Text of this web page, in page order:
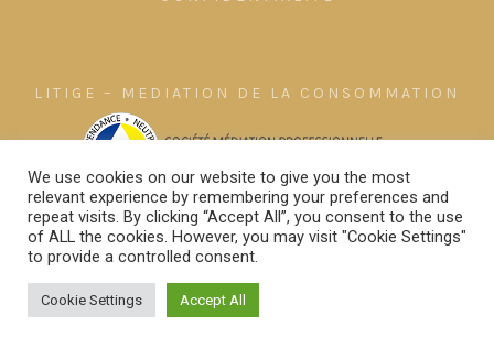
LITIGE – MEDIATION DE LA CONSOMMATION
We use cookies on our website to give you the most
relevant experience by remembering your preferences and
repeat visits. By clicking “Accept All”, you consent to the use
of ALL the cookies. However, you may visit "Cookie Settings"
to provide a controlled consent.
Cookie Settings Accept All